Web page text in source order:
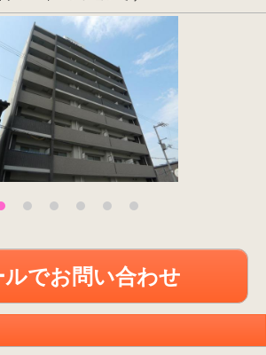
ルでお問い合わせ